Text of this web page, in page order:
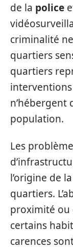
de la police
criminalité
quartiers
quartiers
interventions
n’hébergent
population.
Les
l’origine de
quartiers.
proximité ou
certains
carences